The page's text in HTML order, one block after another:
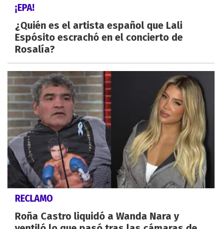
¡EPA!
¿Quién es el artista español que Lali
Espósito escrachó en el concierto de
Rosalía?
RECLAMO
Roña Castro liquidó a Wanda Nara y